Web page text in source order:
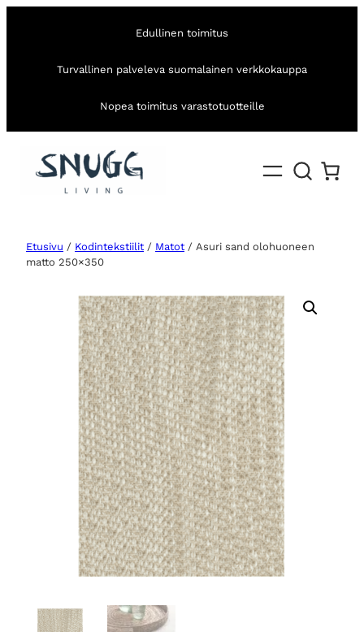
Edullinen toimitus
Turvallinen palveleva suomalainen verkkokauppa
Nopea toimitus varastotuotteille
Etusivu / Kodintekstiilit / Matot / Asuri sand olohuoneen
matto 250×350